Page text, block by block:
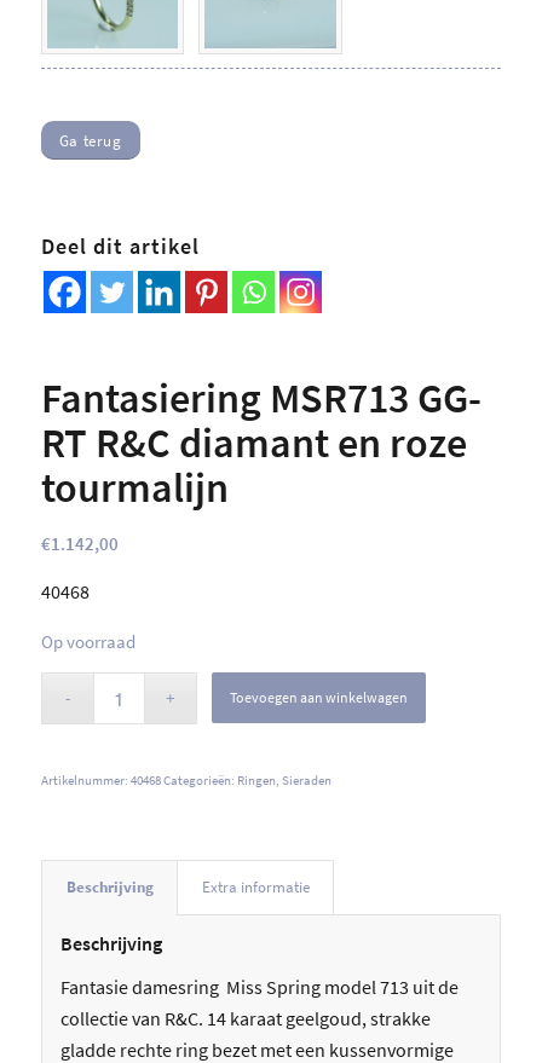
Ga terug
Deel dit artikel
Fantasiering MSR713 GG-
RT R&C diamant en roze
tourmalijn
€1.142,00
40468
Op voorraad
Toevoegen aan winkelwagen
Artikelnummer: 40468Categorieën: Ringen, Sieraden
Beschrijving Extra informatie
Beschrijving
Fantasie damesring Miss Spring model 713 uit de
collectie van R&C. 14 karaat geelgoud, strakke
gladde rechte ring bezet met een kussenvormige